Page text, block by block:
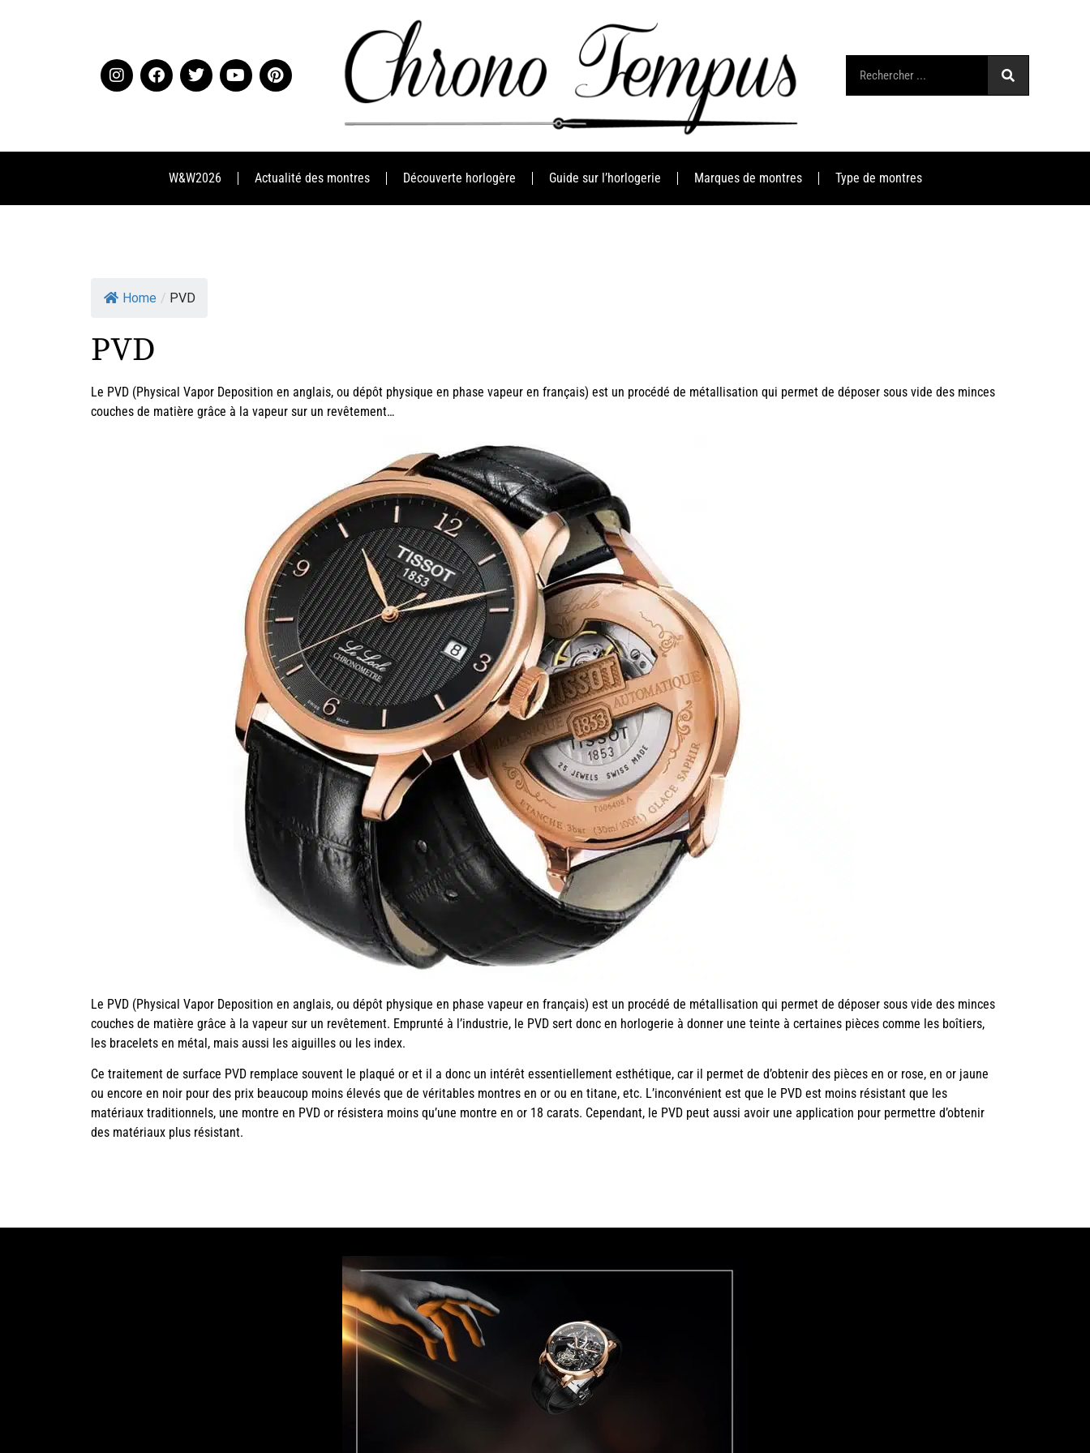
W&W2026 Actualité des montres Découverte horlogère Guide sur l’horlogerie Marques de montres Type de montres
Home / PVD
PVD
Le PVD (Physical Vapor Deposition en anglais, ou dépôt physique en phase vapeur en français) est un procédé de métallisation qui permet de déposer sous vide des minces
couches de matière grâce à la vapeur sur un revêtement…
Le PVD (Physical Vapor Deposition en anglais, ou dépôt physique en phase vapeur en français) est un procédé de métallisation qui permet de déposer sous vide des minces
couches de matière grâce à la vapeur sur un revêtement. Emprunté à l’industrie, le PVD sert donc en horlogerie à donner une teinte à certaines pièces comme les boîtiers,
les bracelets en métal, mais aussi les aiguilles ou les index.
Ce traitement de surface PVD remplace souvent le plaqué or et il a donc un intérêt essentiellement esthétique, car il permet de d’obtenir des pièces en or rose, en or jaune
ou encore en noir pour des prix beaucoup moins élevés que de véritables montres en or ou en titane, etc. L’inconvénient est que le PVD est moins résistant que les
matériaux traditionnels, une montre en PVD or résistera moins qu’une montre en or 18 carats. Cependant, le PVD peut aussi avoir une application pour permettre d’obtenir
des matériaux plus résistant.